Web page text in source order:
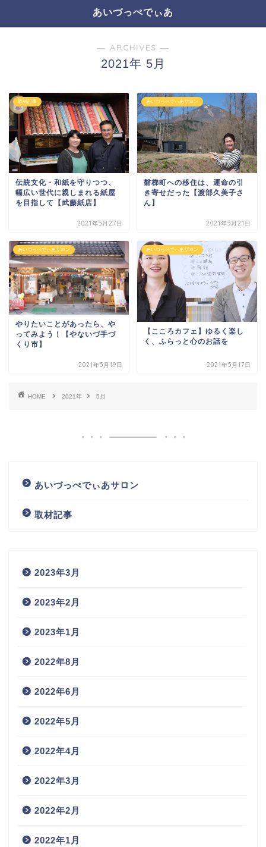
あいづっぺでぃあ
― ARCHIVES ―
2021年 5月
取材記事
伝統文化・和紙を守りつつ、
幅広い世代に親しまれる紙屋
を目指して【武藤紙店】
2021年5月27日
あいづっぺでぃあサロン
磐梯町への移住は、運命の引
き寄せだった【渡部久美子さ
ん】
2021年5月21日
あいづっぺでぃあサロン
やりたいことがあったら、や
ってみよう！【やないづ手づ
くり市】
2021年5月19日
あいづっぺでぃあサロン
【こころカフェ】ゆるく楽し
く、ふらっと心のお話を
2021年5月17日
HOME 2021年 5月
あいづっぺでぃあサロン
取材記事
2023年3月
2023年2月
2023年1月
2022年8月
2022年6月
2022年5月
2022年4月
2022年3月
2022年2月
2022年1月